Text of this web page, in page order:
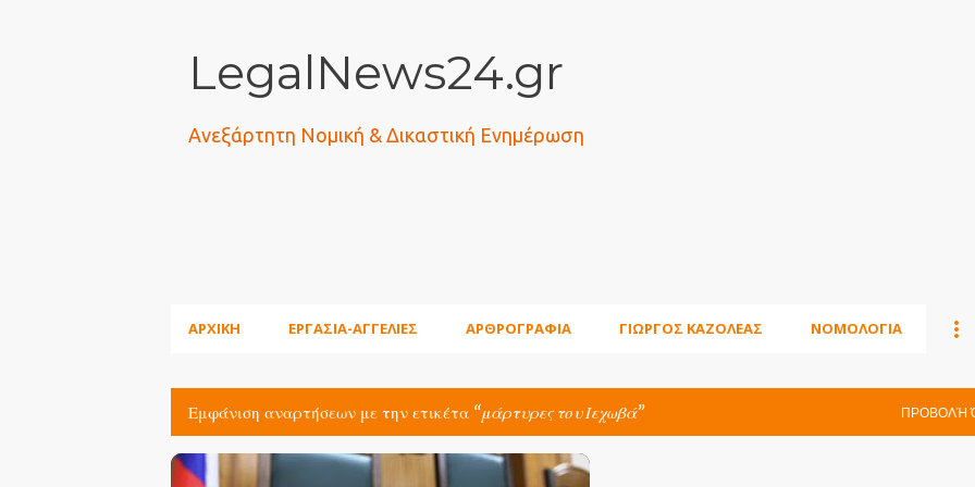
LegalNews24.gr
Ανεξάρτητη Νομική & Δικαστική Ενημέρωση
ΑΡΧΙΚΗ ΕΡΓΑΣΙΑ-ΑΓΓΕΛΙΕΣ ΑΡΘΡΟΓΡΑΦΙΑ ΓΙΩΡΓΟΣ ΚΑΖΟΛΕΑΣ ΝΟΜΟΛΟΓΙΑ
Εμφάνιση αναρτήσεων με την ετικέτα μάρτυρες του Ιεχωβά ΠΡΟΒΟΛΉ